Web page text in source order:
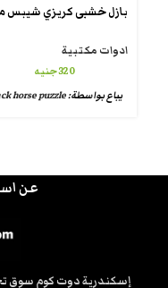
ادوات مكتبية
320جنيه
يباع بواسطة:horse puzzle
عن
إسكندرية دوت كوم سوق